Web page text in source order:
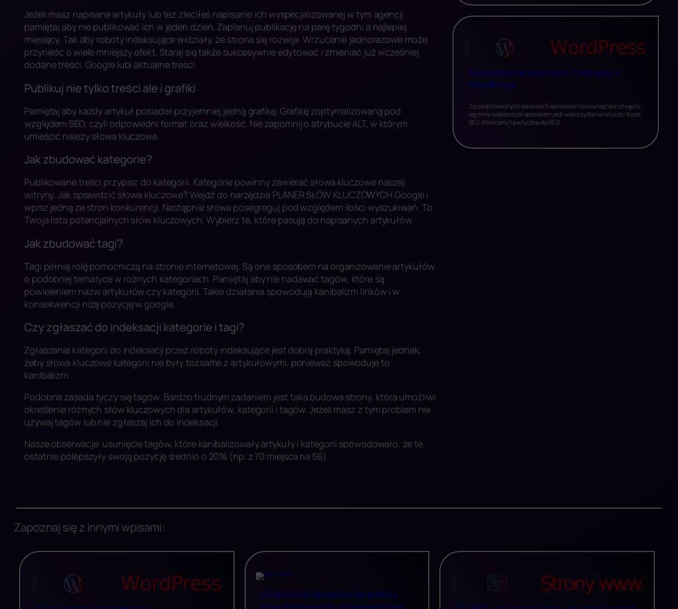
Jeżeli masz napisane artykuły lub też zleciłeś napisanie ich wyspecjalizowanej w tym agencji
pamiętaj aby nie publikować ich w jeden dzień. Zaplanuj publikację na parę tygodni a najlepiej
miesięcy. Tak aby roboty indeksujące widziały, że strona się rozwija. Wrzucenie jednorazowe może
przynieść o wiele mniejszy efekt. Staraj się także sukcesywnie edytować i zmieniać już wcześniej
dodane treści. Google lubi aktualne treści.
Publikuj nie tylko treści ale i grafiki
Pamiętaj aby każdy artykuł posiadał przyjemniej jedną grafikę. Grafikę zoptymalizowaną pod
względem SEO, czyli odpowiedni format oraz wielkość. Nie zapomnij o atrybucie ALT, w którym
umieścić należy słowa kluczowe.
Jak zbudować kategorie?
Publikowane treści przypisz do kategorii. Kategorie powinny zawierać słowa kluczowe naszej
witryny. Jak sprawdzić słowa kluczowe? Wejdź do narzędzia PLANER SŁÓW KLUCZOWYCH Google i
wpisz jedną ze stron konkurencji. Następnie słowa posegreguj pod względem ilości wyszukiwań. To
Twoja lista potencjalnych słów kluczowych. Wybierz te, które pasują do napisanych artykułów.
Jak zbudować tagi?
Tagi pełnią rolę pomocniczą na stronie internetowej. Są one sposobem na organizowanie artykułów
o podobnej tematyce w rożnych kategoriach. Pamiętaj aby nie nadawać tagów, które są
powieleniem nazw artykułów czy kategorii. Takie działania spowodują kanibalizm linków i w
konsekwencji niżą pozycję w google.
Czy zgłaszać do indeksacji kategorie i tagi?
Zgłaszanie kategorii do indeksacji przez roboty indeksujące jest dobrą praktyką. Pamiętaj jednak,
żeby słowa kluczowe kategorii nie były tożsame z artykułowymi, ponieważ spowoduje to
kanibalizm.
Podobna zasada tyczy się tagów. Bardzo trudnym zadaniem jest taka budowa strony, która umożliwi
określenie różnych słów kluczowych dla artykułów, kategorii i tagów. Jeżeli masz z tym problem nie
używaj tagów lub nie zgłaszaj ich do indeksacji.
Nasze obserwacje: usunięcie tagów, które kanibalizowały artykuły i kategorii spowodowało, że te
ostatnie polepszyły swoją pozycję średnio o 20% (np. z 70 miejsca na 56).
3 sposoby na usunięcie /category z
WordPress
Z przedstawionych we wisie 3 sposobów na usunięcie /category
wg mnie najlepszym sposobem jest wykorzystanie wtyczki Yoast
SEO. Polecamy tą wtyczkę do SEO.
Zapoznaj się z innymi wpisami:
3 darmowe narzędzia do analizy